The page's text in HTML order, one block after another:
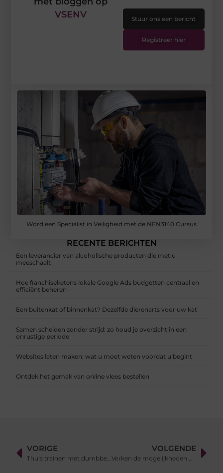
Word een Specialist in Veiligheid met de NEN3140 Cursus
RECENTE BERICHTEN
Een leverancier van alcoholische producten die met u
meeschaalt
Hoe franchiseketens lokale Google Ads budgetten centraal en
efficiënt beheren
Een buitenkat of binnenkat? Dezelfde dierenarts voor uw kat
Samen scheiden zonder strijd: zo houd je overzicht in een
onrustige periode
Websites laten maken: wat u moet weten voordat u begint
Ontdek het gemak van online vlees bestellen
VSENV
Stuur ons een bericht
Registreer hier
VORIGE
Thuis trainen met dumbbells en kettlebells: zo pak je het aan
VOLGENDE
Verken de mogelijkheden van Makelaar Heerlen voor jouw vastgoedbehoeften